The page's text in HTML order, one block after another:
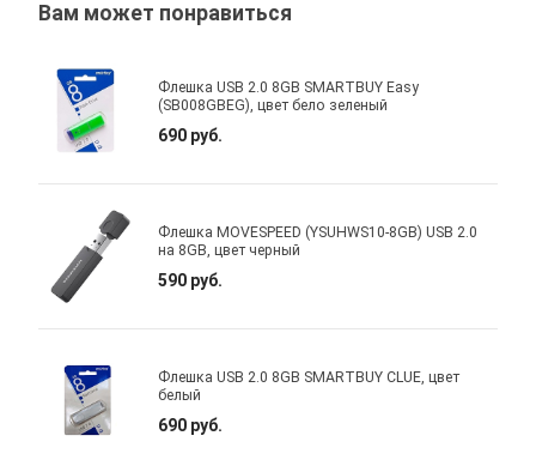
Вам может понравиться
Флешка USB 2.0 8GB SMARTBUY Easy
(SB008GBEG), цвет бело зеленый
690 руб.
Флешка MOVESPEED (YSUHWS10-8GB) USB 2.0
на 8GB, цвет черный
590 руб.
Флешка USB 2.0 8GB SMARTBUY CLUE, цвет
белый
690 руб.